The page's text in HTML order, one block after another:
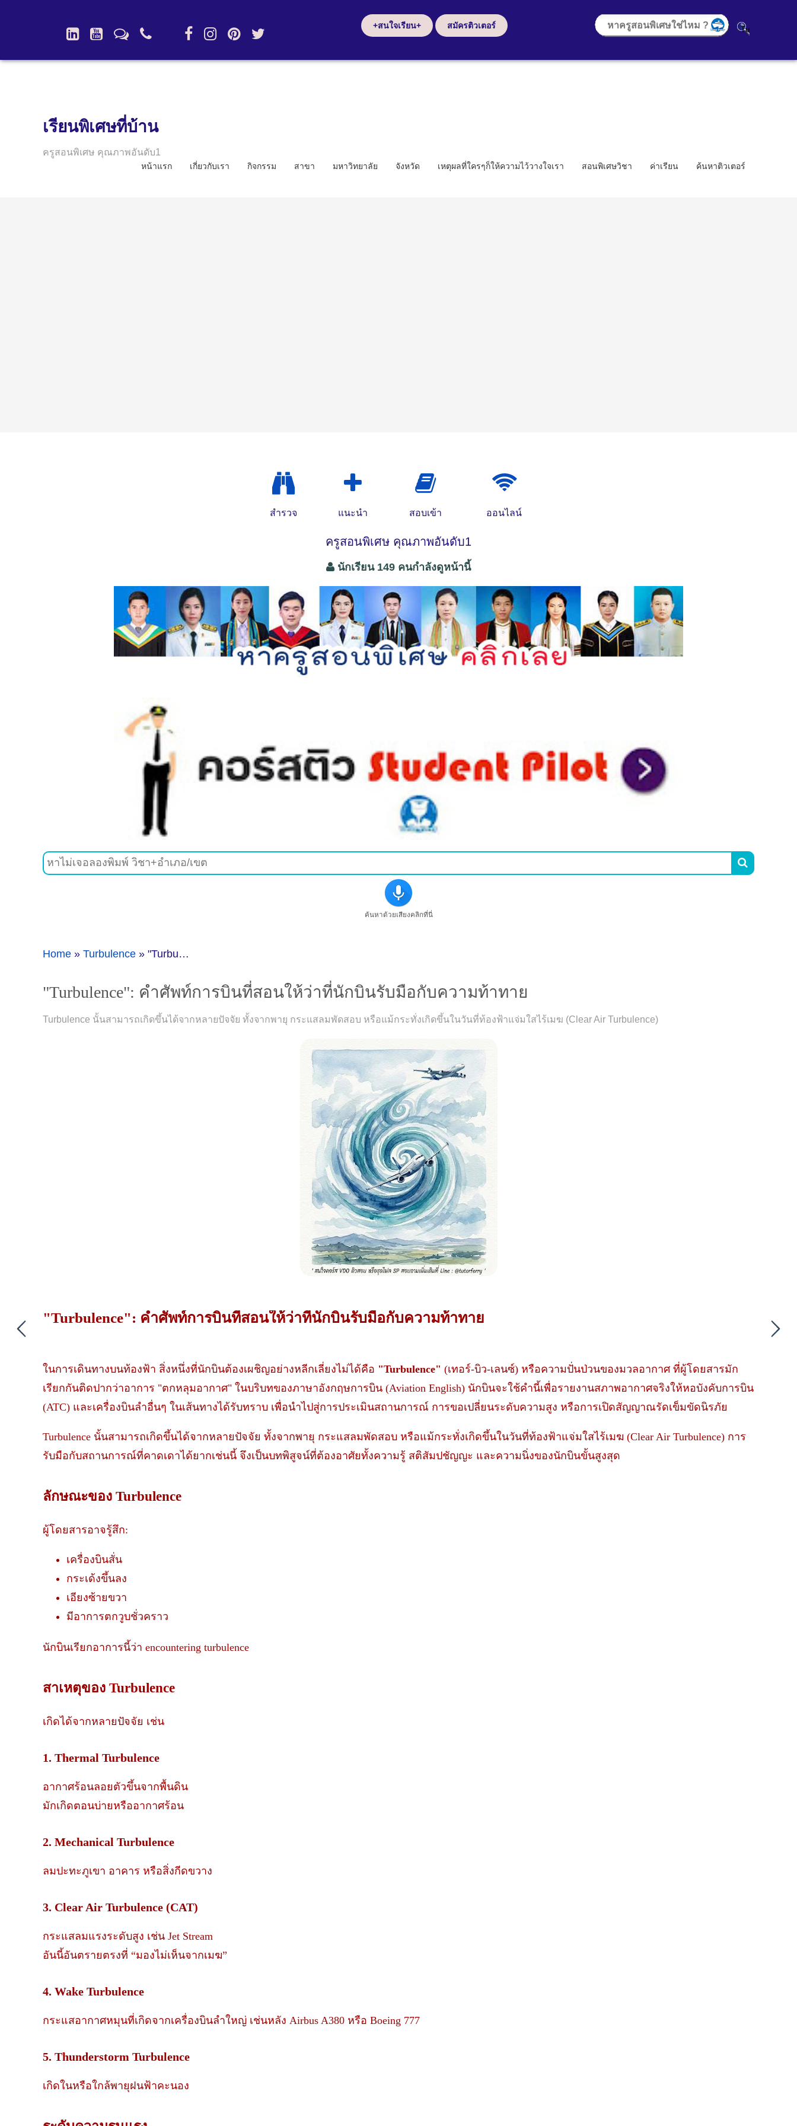
+สนใจเรียน+ สมัครติวเตอร์
เรียนพิเศษที่บ้าน
ครูสอนพิเศษ คุณภาพอันดับ1
หน้าแรก เกี่ยวกับเรา กิจกรรม สาขา มหาวิทยาลัย จังหวัด เหตุผลที่ใครๆก็ให้ความไว้วางใจเรา สอนพิเศษวิชา ค่าเรียน ค้นหาติวเตอร์
สำรวจ แนะนำ สอบเข้า ออนไลน์
ครูสอนพิเศษ คุณภาพอันดับ1
นักเรียน 149 คนกำลังดูหน้านี้

ค้นหาด้วยเสียงคลิกที่นี่
Home » Turbulence » "Turbulence": คำศัพท์การบินที่สอนให้ว่าที่นักบินรับมือกับความท้าทาย
"Turbulence": คำศัพท์การบินที่สอนให้ว่าที่นักบินรับมือกับความท้าทาย
Turbulence นั้นสามารถเกิดขึ้นได้จากหลายปัจจัย ทั้งจากพายุ กระแสลมพัดสอบ หรือแม้กระทั่งเกิดขึ้นในวันที่ท้องฟ้าแจ่มใสไร้เมฆ (Clear Air Turbulence)
"Turbulence": คำศัพท์การบินที่สอนให้ว่าที่นักบินรับมือกับความท้าทาย
ในการเดินทางบนท้องฟ้า สิ่งหนึ่งที่นักบินต้องเผชิญอย่างหลีกเลี่ยงไม่ได้คือ "Turbulence" (เทอร์-บิว-เลนซ์) หรือความปั่นป่วนของมวลอากาศ ที่ผู้โดยสารมัก
เรียกกันติดปากว่าอาการ "ตกหลุมอากาศ" ในบริบทของภาษาอังกฤษการบิน (Aviation English) นักบินจะใช้คำนี้เพื่อรายงานสภาพอากาศจริงให้หอบังคับการบิน
(ATC) และเครื่องบินลำอื่นๆ ในเส้นทางได้รับทราบ เพื่อนำไปสู่การประเมินสถานการณ์ การขอเปลี่ยนระดับความสูง หรือการเปิดสัญญาณรัดเข็มขัดนิรภัย
Turbulence นั้นสามารถเกิดขึ้นได้จากหลายปัจจัย ทั้งจากพายุ กระแสลมพัดสอบ หรือแม้กระทั่งเกิดขึ้นในวันที่ท้องฟ้าแจ่มใสไร้เมฆ (Clear Air Turbulence) การ
รับมือกับสถานการณ์ที่คาดเดาได้ยากเช่นนี้ จึงเป็นบทพิสูจน์ที่ต้องอาศัยทั้งความรู้ สติสัมปชัญญะ และความนิ่งของนักบินขั้นสูงสุด
ลักษณะของ Turbulence
ผู้โดยสารอาจรู้สึก:
เครื่องบินสั่น
กระเด้งขึ้นลง
เอียงซ้ายขวา
มีอาการตกวูบชั่วคราว
นักบินเรียกอาการนี้ว่า encountering turbulence
สาเหตุของ Turbulence
เกิดได้จากหลายปัจจัย เช่น
1. Thermal Turbulence
อากาศร้อนลอยตัวขึ้นจากพื้นดิน
มักเกิดตอนบ่ายหรืออากาศร้อน
2. Mechanical Turbulence
ลมปะทะภูเขา อาคาร หรือสิ่งกีดขวาง
3. Clear Air Turbulence (CAT)
กระแสลมแรงระดับสูง เช่น Jet Stream
อันนี้อันตรายตรงที่ “มองไม่เห็นจากเมฆ”
4. Wake Turbulence
กระแสอากาศหมุนที่เกิดจากเครื่องบินลำใหญ่ เช่นหลัง Airbus A380 หรือ Boeing 777
5. Thunderstorm Turbulence
เกิดในหรือใกล้พายุฝนฟ้าคะนอง